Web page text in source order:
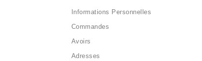
Informations Personnelles
Commandes
Avoirs
Adresses